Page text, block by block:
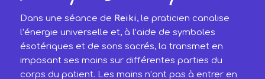
Dans une séance de Reiki, le praticien canalise
l’énergie universelle et, à l’aide de symboles
ésotériques et de sons sacrés, la transmet en
imposant ses mains sur différentes parties du
corps du patient. Les mains n’ont pas à entrer en